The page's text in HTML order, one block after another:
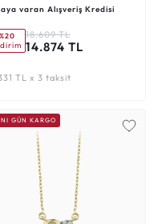
aya varan Alışveriş Kredisi
%20 18.609 TL
14.874 TL
TL x 3 taksit
GÜN KARGO